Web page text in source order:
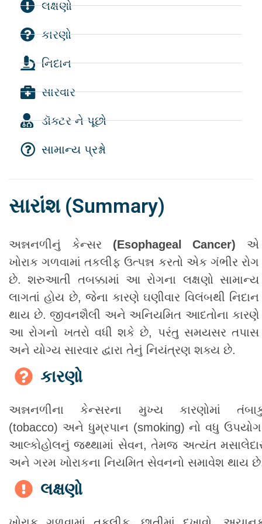
લક્ષણો
કારણો
નિદાન
સારવાર
ડૉક્ટર ને પૂછો
સામાન્ય પ્રશ્નો
સારાંશ (Summary)
અન્નનળીનું કેન્સર(Esophageal Cancer) એ
ખોરાક ગળવામાં તકલીફ ઉત્પન્ન કરતો એક ગંભીર રોગ
છે. શરુઆતી તબક્કામાં આ રોગના લક્ષણો સામાન્ય
લાગતાં હોય છે, જેના કારણે ઘણીવાર વિલંબથી નિદાન
થાય છે. જીવનશૈલી અને અનિયમિત આદતોના કારણે
આ રોગનો ખતરો વધી શકે છે, પરંતુ સમયસર તપાસ
અને યોગ્ય સારવાર દ્વારા તેનું નિયંત્રણ શક્ય છે.
કારણો
અન્નનળીના કેન્સરના મુખ્ય કારણોમાં
(tobacco) અને ધુમ્રપાન (smoking) નો વધુ
આલ્કોહોલનું જથ્થામાં સેવન, તેમજ અત્યંત
અને ગરમ ખોરાકના નિયમિત સેવનનો સમાવેશ થાય
લક્ષણો